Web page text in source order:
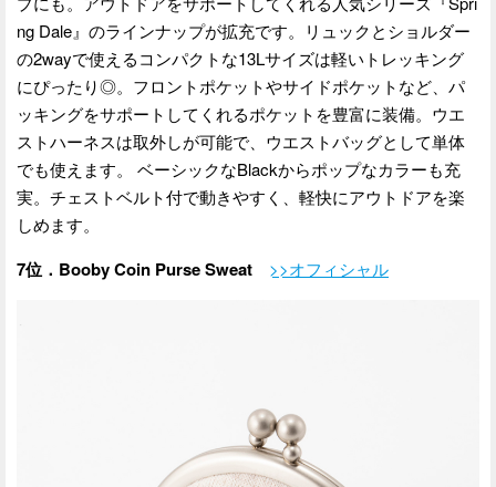
ng Dale』のラインナップが拡充です。リュックとショルダー
の2wayで使えるコンパクトな13Lサイズは軽いトレッキング
にぴったり◎。フロントポケットやサイドポケットなど、パ
ッキングをサポートしてくれるポケットを豊富に装備。ウエ
ストハーネスは取外しが可能で、ウエストバッグとして単体
でも使えます。 ベーシックなBlackからポップなカラーも充
実。チェストベルト付で動きやすく、軽快にアウトドアを楽
しめます。
7位．Booby Coin Purse Sweat >>オフィシャル